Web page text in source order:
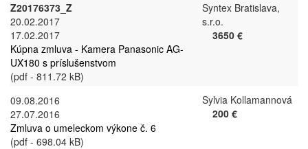
Z20176373_Z
20.02.2017
17.02.2017
Kúpna zmluva - Kamera Panasonic AG-
UX180 s príslušenstvom
(pdf - 811.72 kB)
Syntex Bratislava,
s.r.o.
3650 €
09.08.2016
27.07.2016
Zmluva o umeleckom výkone č. 6
(pdf - 698.04 kB)
Sylvia Kollamannová
200 €